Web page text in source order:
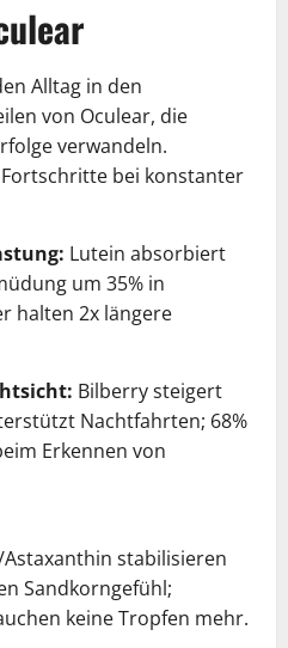
Alltag in den
von Oculear, die
verwandeln.
bei konstanter
Lutein absorbiert
um 35% in
halten 2x längere
Bilberry steigert
Nachtfahrten; 68%
Erkennen von
stabilisieren
Sandkorngefühl;
keine Tropfen mehr.